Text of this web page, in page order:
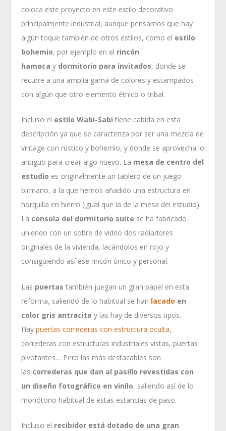
coloca este proyecto en este estilo decorativo
principalmente industrial, aunque pensamos que hay
algún toque también de otros estilos, como el estilo
bohemio, por ejemplo en el rincón
hamaca y dormitorio para invitados, donde se
recurre a una amplia gama de colores y estampados
con algún que otro elemento étnico o tribal.
Incluso el estilo Wabi-Sabi tiene cabida en esta
descripción ya que se caracteriza por ser una mezcla de
vintage con rústico y bohemio, y donde se aprovecha lo
antiguo para crear algo nuevo. La mesa de centro del
estudio es originalmente un tablero de un juego
birmano, a la que hemos añadido una estructura en
horquilla en hierro (igual que la de la mesa del estudio).
La consola del dormitorio suite se ha fabricado
uniendo con un sobre de vidrio dos radiadores
originales de la vivienda, lacándolos en rojo y
consiguiendo así ese rincón único y personal.
Las puertas también juegan un gran papel en esta
reforma, saliendo de lo habitual se han lacado en
color gris antracita y las hay de diversos tipos.
Haypuertas correderas con estructura oculta,
correderas con estructuras industriales vistas, puertas
pivotantes… Pero las más destacables son
las correderas que dan al pasillo revestidas con
un diseño fotográfico en vinilo, saliendo así de lo
monótono habitual de estas estancias de paso.
Incluso el recibidor está dotado de una gran